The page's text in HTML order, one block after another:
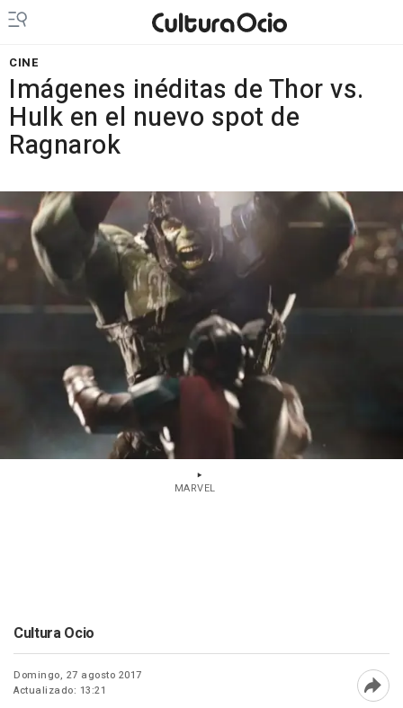
CINE
Imágenes inéditas de Thor vs.
Hulk en el nuevo spot de
Ragnarok
MARVEL
Cultura Ocio
Domingo, 27 agosto 2017
Actualizado: 13:21